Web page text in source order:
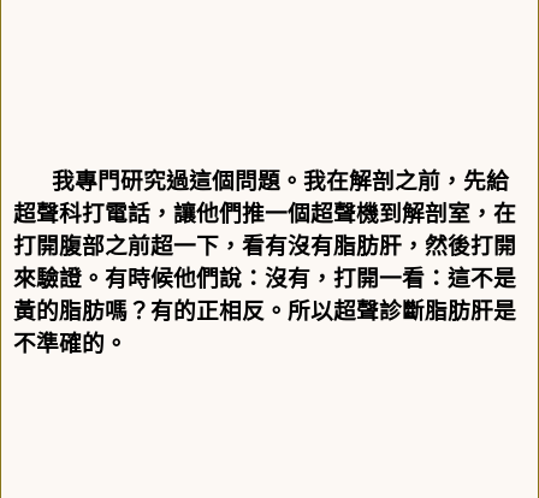
我專門研究過這個問題。我在解剖之前，先給
超聲科打電話，讓他們推一個超聲機到解剖室，在
打開腹部之前超一下，看有沒有脂肪肝，然後打開
來驗證。有時候他們說：沒有，打開一看：這不是
黃的脂肪嗎？有的正相反。所以超聲診斷脂肪肝是
不準確的。